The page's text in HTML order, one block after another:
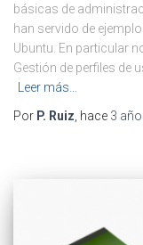
básicas de
han servido de
Ubuntu. En particular
Gestión de perfiles de
Leer más…
Por P. Ruiz , hace 3